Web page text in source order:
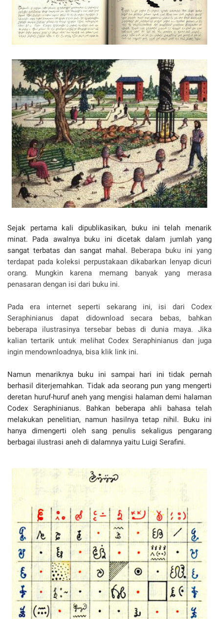
Sejak pertama kali dipublikasikan, buku ini telah menarik
minat. Pada awalnya buku ini dicetak dalam jumlah yang
sangat terbatas dan sangat mahal. Beberapa buku ini yang
terdapat pada koleksi perpustakaan dikabarkan lenyap dicuri
orang. Mungkin karena memang banyak yang merasa
penasaran dengan isi dari buku ini.
Pada era internet seperti sekarang ini, isi dari Codex
Seraphinianus dapat didownload secara bebas, bahkan
beberapa ilustrasinya tersebar bebas di dunia maya. Jika
kalian tertarik untuk melihat Codex Seraphinianus dan juga
ingin mendownloadnya, bisa klik link ini.
Namun menariknya buku ini sampai hari ini tidak pernah
berhasil diterjemahkan. Tidak ada seorang pun yang mengerti
deretan huruf-huruf aneh yang mengisi halaman demi halaman
Codex Seraphinianus. Bahkan beberapa ahli bahasa telah
melakukan penelitian, namun hasilnya tetap nihil. Buku ini
hanya dimengerti oleh sang penulis sekaligus pengarang
berbagai ilustrasi aneh di dalamnya yaitu Luigi Serafini.